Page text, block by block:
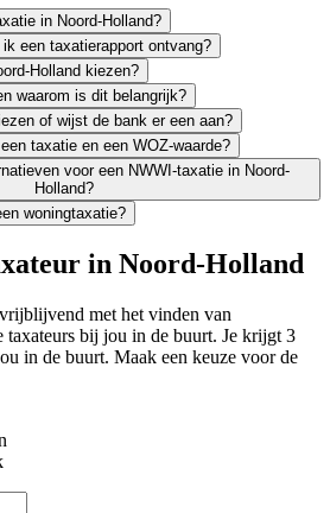
in Noord-Holland?
een taxatierapport ontvang?
Holland kiezen?
waarom is dit belangrijk?
of wijst de bank er een aan?
taxatie en een WOZ-waarde?
voor een NWWI-taxatie in Noord-
Holland?
woningtaxatie?
in Noord-Holland
met het vinden van
taxateurs bij jou in de buurt. Je krijgt 3
in de buurt. Maak een keuze voor de